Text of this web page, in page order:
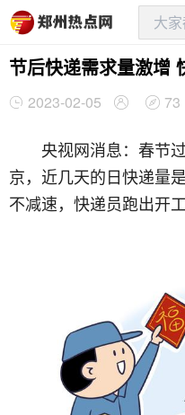
节后快递需求量激增
2023-02-05 73
央视网消息：春节
京，近几天的日快递量
不减速，快递员跑出开工